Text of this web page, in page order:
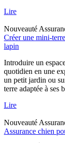
Lire
Nouveauté
Créer une mini-
lapin
Introduire un
quotidien en une
un petit jardin ou
terre adaptée à ses
Lire
Nouveauté
Assurance chien